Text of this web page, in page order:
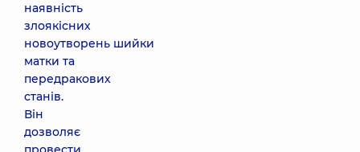
наявність
злоякісних
новоутворень шийки
матки та
передракових
станів.
Він
дозволяє